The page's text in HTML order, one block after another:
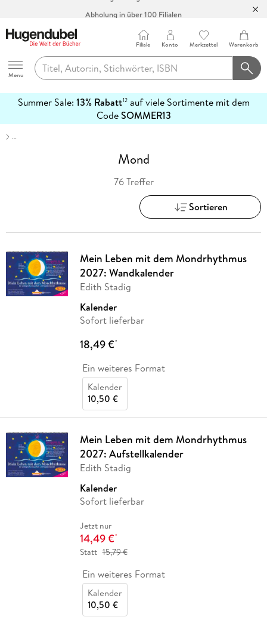
Hugendubel
Menu
Filiale Konto Merkzettel Warenkorb
Summer Sale: 13% Rabatt12auf viele Sortimente mit dem
CodeSOMMER13
erfahren
…
Mond
76 Treffer
Sortieren
Mein Leben mit dem Mondrhythmus
2027: Wandkalender
Edith Stadig
Kalender
Sofort lieferbar
18,49 €*
Ein weiteres Format
Kalender
10,50 €
Mein Leben mit dem Mondrhythmus
2027: Aufstellkalender
Edith Stadig
Kalender
Sofort lieferbar
Jetzt nur
14,49 €*
Statt 15,79 €
Ein weiteres Format
Kalender
10,50 €